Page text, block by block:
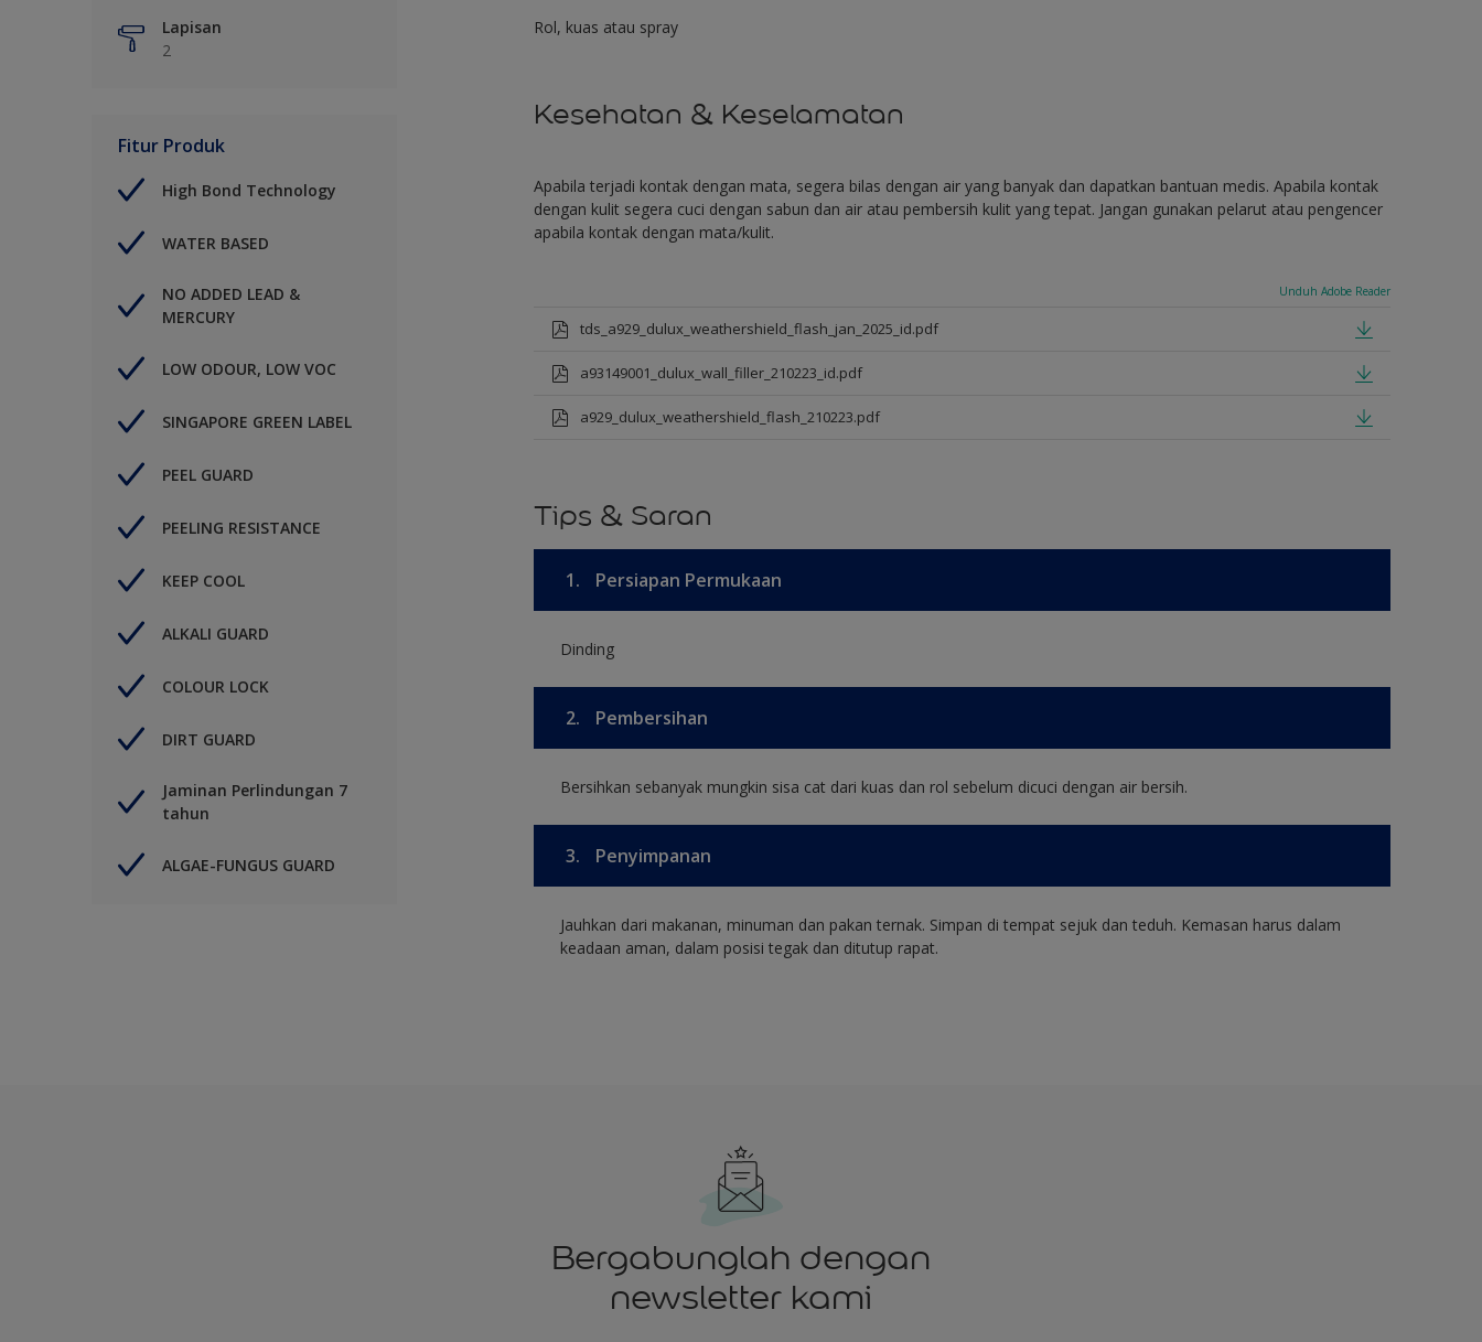
Lapisan
2
Fitur Produk
High Bond Technology
WATER BASED
NO ADDED LEAD &
MERCURY
LOW ODOUR, LOW VOC
SINGAPORE GREEN LABEL
PEEL GUARD
PEELING RESISTANCE
KEEP COOL
ALKALI GUARD
COLOUR LOCK
DIRT GUARD
Jaminan Perlindungan 7
tahun
ALGAE-FUNGUS GUARD
Rol, kuas atau spray
Kesehatan & Keselamatan
Apabila terjadi kontak dengan mata, segera bilas dengan air yang banyak dan dapatkan bantuan medis. Apabila kontak
dengan kulit segera cuci dengan sabun dan air atau pembersih kulit yang tepat. Jangan gunakan pelarut atau pengencer
apabila kontak dengan mata/kulit.
Unduh Adobe Reader
tds_a929_dulux_weathershield_flash_jan_2025_id.pdf
a93149001_dulux_wall_filler_210223_id.pdf
a929_dulux_weathershield_flash_210223.pdf
Tips & Saran
1. Persiapan Permukaan
Dinding
2. Pembersihan
Bersihkan sebanyak mungkin sisa cat dari kuas dan rol sebelum dicuci dengan air bersih.
3. Penyimpanan
Jauhkan dari makanan, minuman dan pakan ternak. Simpan di tempat sejuk dan teduh. Kemasan harus dalam
keadaan aman, dalam posisi tegak dan ditutup rapat.
Bergabunglah dengan
newsletter kami